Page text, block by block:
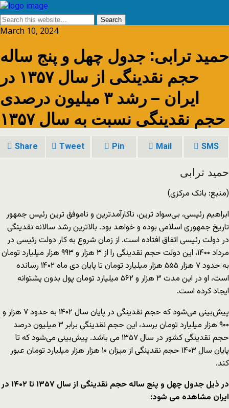
March 10, 2024
حمید ترابی: جدول چهل و پنج ساله
حجم نقدینگی از سال ۱۳۵۷ در
ایران – رشد ۳ میلیون درصدی
حجم نقدینگی نسبت به سال ۱۳۵۷
Share Tweet Pin Mail SMS
حمید ترابی
(منبع: بانک مرکزی)
ابراهیم رئیسی، بی‌سواد ترین، ناکارآمدترین و ناموفق ترین رئیس جمهور
تاریخ جمهوری اسلامی بوده و خواهد بود. بالاترین رشد سالانه نقدینگی
در دولت رئیسی اتفاق افتاده است. از زمان شروع به کار دولت رئیسی در
مرداد ۱۴۰۰، این دولت حجم نقدینگی را از ۳ هزار و ۹۹۳ هزار میلیارد تومان
به حدود ۷ هزار ۵۵۵ هزار میلیارد تومان تا پایان دی ماه ۱۴۰۲ رسانده
است، او در این مدت ۳ هزار و ۵۶۲ میلیارد تومان پول بدون پشتوانه
ایجاد کرده است.
پیش‌بینی می‌شود که حجم نقدینگی در پایان سال ۱۴۰۲ به حدود ۷ هزار و
۹۰۰ هزار میلیارد تومان برسد، این حجم نقدینگی برابر ۳ میلیون درصد
حجم نقدینگی کشور در سال ۱۳۵۷ می باشد. پیش‌بینی می‌شود که تا
پایان سال ۱۴۰۳ حجم نقدینگی از میزان ۱۰ هزار هزار میلیارد تومان عبور
کند.
در ذیل جدول چهل و پنج ساله حجم نقدینگی از سال ۱۳۵۷ تا ۱۴۰۲ در
ایران مشاهده می شود: